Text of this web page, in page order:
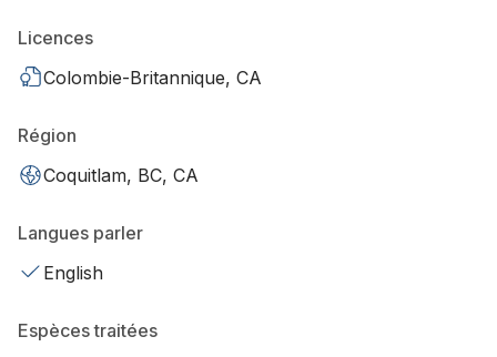
Licences
Colombie-Britannique, CA
Région
Coquitlam, BC, CA
Langues parler
English
Espèces traitées